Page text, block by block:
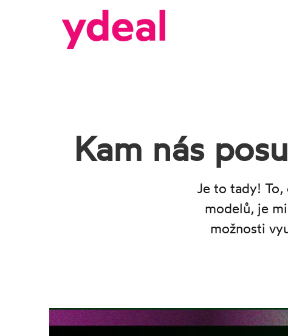
Kam nás
Je to tady!
modelů, je
možnosti